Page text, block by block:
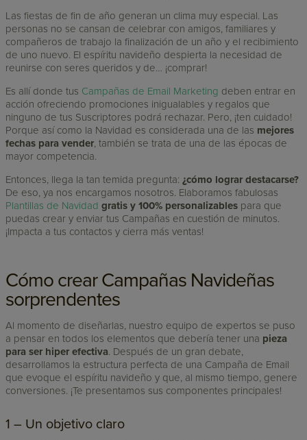
Las fiestas de fin de año generan un clima muy especial. Las
personas no se cansan de celebrar con amigos, familiares y
compañeros de trabajo la finalización de un año y el recibimiento
de uno nuevo. El espíritu navideño despierta la necesidad de
reunirse con seres queridos y de… ¡comprar!
Es allí donde tus Campañas de Email Marketing deben entrar en
acción ofreciendo promociones inigualables y regalos que
ninguno de tus Suscriptores podrá rechazar. Pero, ¡ten cuidado!
Porque así como la Navidad es considerada una de las mejores
fechas para vender, también se trata de una de las épocas de
mayor competencia.
Entonces, llega la tan temida pregunta:¿cómo lograr destacarse?
De eso, ya nos encargamos nosotros. Elaboramos fabulosas
Plantillas de Navidad gratis y 100% personalizables para que
puedas crear y enviar tus Campañas en cuestión de minutos.
¡Impacta a tus contactos y cierra más ventas!
Cómo crear Campañas Navideñas
sorprendentes
Al momento de diseñarlas, nuestro equipo de expertos se puso
a pensar en todos los elementos que debería tener una pieza
para ser hiper efectiva. Después de un gran debate,
desarrollamos la estructura perfecta de una Campaña de Email
que evoque el espíritu navideño y que, al mismo tiempo, genere
conversiones. ¡Te presentamos sus componentes principales!
1 – Un objetivo claro